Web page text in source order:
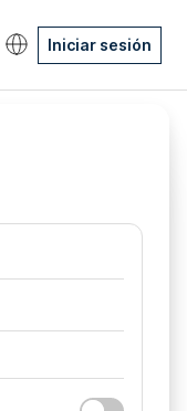
Iniciar sesión